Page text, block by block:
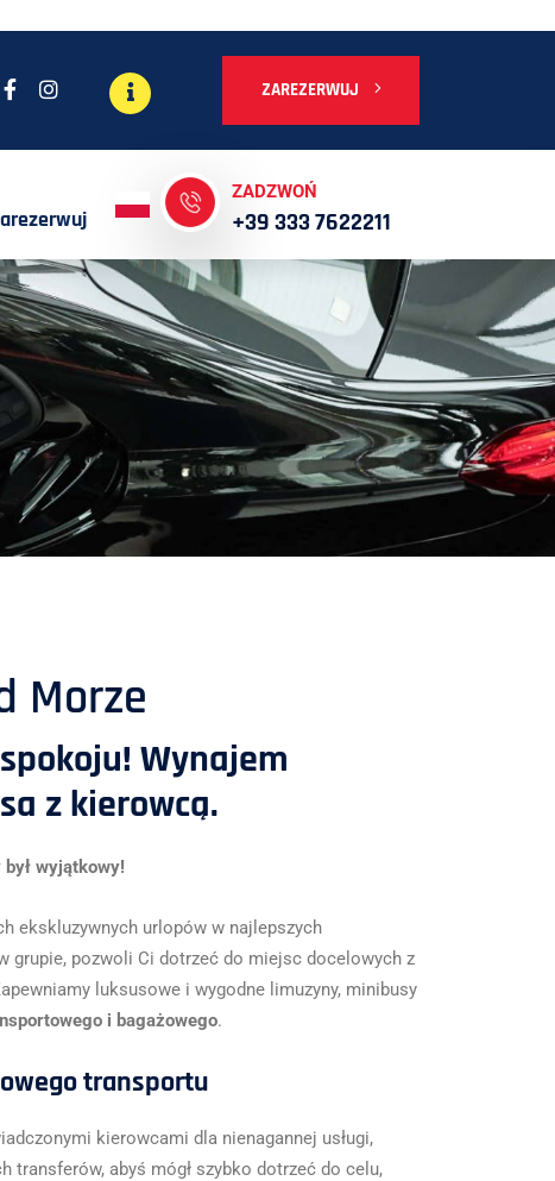
ZAREZERWUJ
ZADZWOŃ
+39 333 7622211
Morze
Wynajem
z kierowcą.
był wyjątkowy!
ekskluzywnych urlopów w najlepszych
grupie, pozwoli Ci dotrzeć do miejsc docelowych z
luksusowe i wygodne limuzyny, minibusy
i bagażowego.
transportu
kierowcami dla nienagannej usługi,
transferów, abyś mógł szybko dotrzeć do celu,